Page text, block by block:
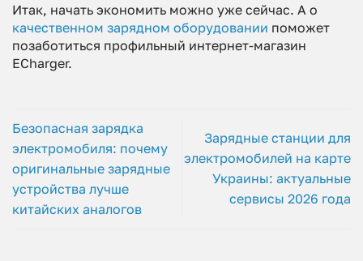
Итак, начать экономить можно уже сейчас. А о
качественном зарядном оборудовании поможет
позаботиться профильный интернет-магазин
ECharger.
Безопасная зарядка
электромобиля: почему
оригинальные зарядные
устройства лучше
китайских аналогов
Зарядные станции для
электромобилей на карте
Украины: актуальные
сервисы 2026 года